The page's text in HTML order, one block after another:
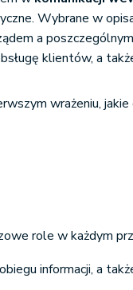
Wybrane w
a
klientów, a
wrażeniu,
role w każdym
informacji, a